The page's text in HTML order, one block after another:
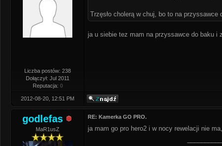
Liczba postów: 238
Dołączył: Jul 2011
Reputacja: 0
Trzęsło cholerą w chuj, bo to na przyssawce
ja u siebie tez mam na przyssawce do baku i
2012-08-20, 12:51 PM
godlefas
MaR1usZ
RE: Kamerka GO PRO.
ja mam go pro hero2 i w nocy rewelacji nie